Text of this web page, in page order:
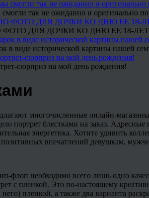
так не ожиданно и оригинально
ДЛЯ ДОЧКИ КО ДНЮ ЕЕ 18-
в виде исторической картины нашей
сюрприз на мой день рождения!
многочисленные онлайн-
портрет блестками на заказ.
энергетика. Хотите удивить
впечатлений девушкам,
флоп необходимо всего лишь одно
с пленкой. Это по-настоящему
пленкой, а также два варианта